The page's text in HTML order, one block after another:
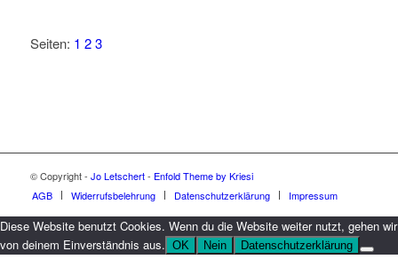
Seiten: 1 2 3
© Copyright - Jo Letschert- Enfold Theme by Kriesi
AGB
Widerrufsbelehrung Datenschutzerklärung Impressum
Diese Website benutzt Cookies. Wenn du die Website weiter nutzt, gehen wir
von deinem Einverständnis aus. OK Nein Datenschutzerklärung